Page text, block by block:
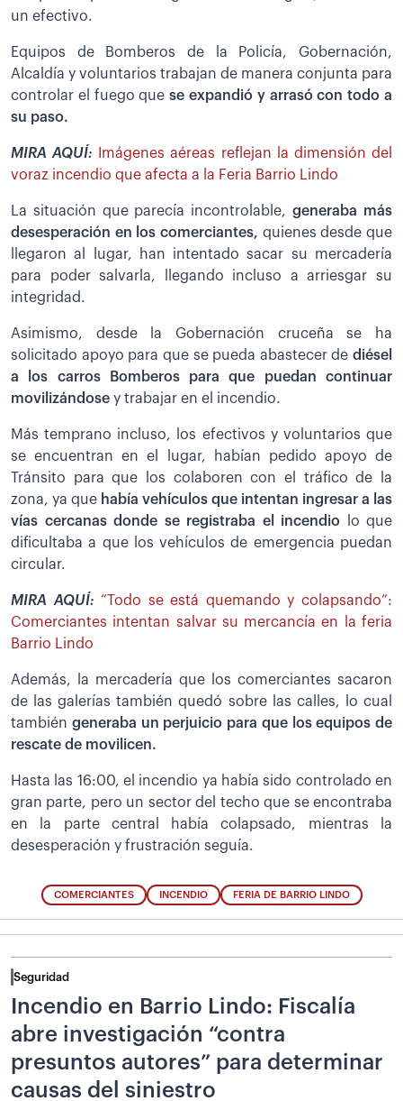
un efectivo.
Equipos de Bomberos de la Policía, Gobernación,
Alcaldía y voluntarios trabajan de manera conjunta para
controlar el fuego quese expandió y arrasó con todo a
su paso.
MIRA AQUÍ:
Imágenes aéreas reflejan la dimensión del
voraz incendio que afecta a la Feria Barrio Lindo
La situación que parecía incontrolable,generaba más
desesperación en los comerciantes, quienes desde que
llegaron al lugar, han intentado sacar su mercadería
para poder salvarla, llegando incluso a arriesgar su
integridad.
Asimismo, desde la Gobernación cruceña se ha
solicitado apoyo para que se pueda abastecer de diésel
a los carros Bomberos para que puedan continuar
movilizándose y trabajar en el incendio.
Más temprano incluso, los efectivos y voluntarios que
se encuentran en el lugar, habían pedido apoyo de
Tránsito para que los colaboren con el tráfico de la
zona, ya que había vehículos que intentan ingresar a las
vías cercanas donde se registraba el incendio
lo que
dificultaba a que los vehículos de emergencia puedan
circular.
MIRA AQUÍ:“Todo se está quemando y colapsando”:
Comerciantes intentan salvar su mercancía en la feria
Barrio Lindo
Además, la mercadería que los comerciantes sacaron
de las galerías también quedó sobre las calles, lo cual
también generaba un perjuicio para que los equipos de
rescate de movilicen.
Hasta las 16:00, el incendio ya había sido controlado en
gran parte, pero un sector del techo que se encontraba
en la parte central había colapsado, mientras la
desesperación y frustración seguía.
COMERCIANTES INCENDIO FERIA DE BARRIO LINDO
Seguridad
Incendio en Barrio Lindo: Fiscalía
abre investigación “contra
presuntos autores” para determinar
causas del siniestro